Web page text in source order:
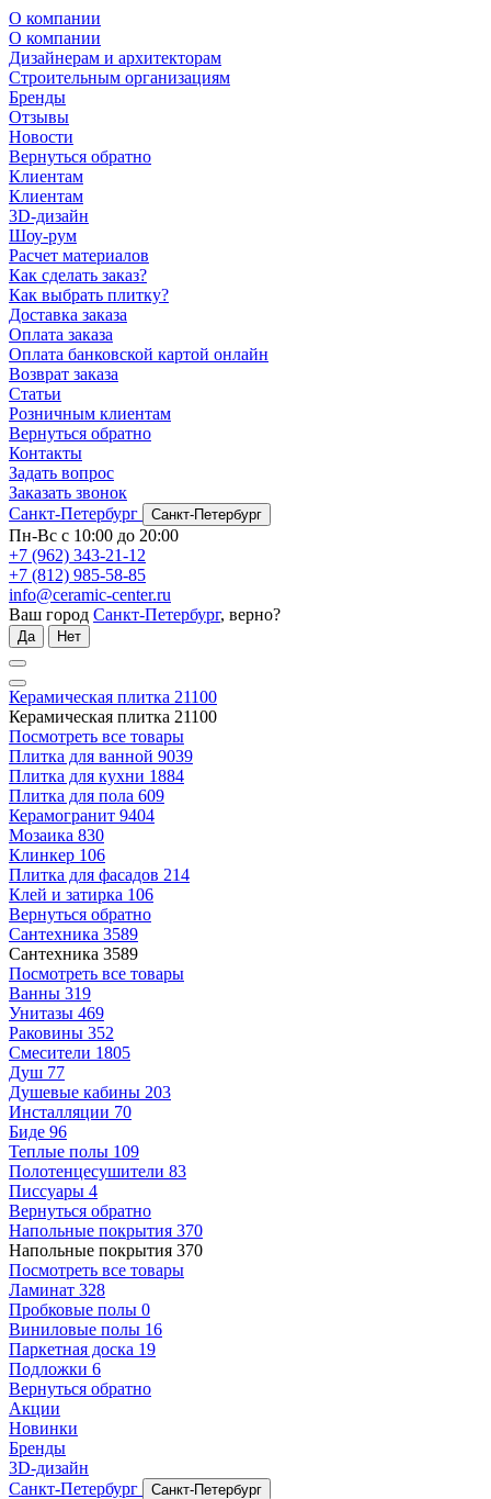
О компании
О компании
Дизайнерам и архитекторам
Строительным организациям
Бренды
Отзывы
Новости
Вернуться обратно
Клиентам
Клиентам
3D-дизайн
Шоу-рум
Расчет материалов
Как сделать заказ?
Как выбрать плитку?
Доставка заказа
Оплата заказа
Оплата банковской картой онлайн
Возврат заказа
Статьи
Розничным клиентам
Вернуться обратно
Контакты
Задать вопрос
Заказать звонок
Санкт-Петербург
Санкт-Петербург
Пн-Вс с 10:00 до 20:00
+7 (962) 343-21-12
+7 (812) 985-58-85
info@ceramic-center.ru
Ваш город Санкт-Петербург, верно?
Да Нет
Керамическая плитка 21100
Керамическая плитка 21100
Посмотреть все товары
Плитка для ванной 9039
Плитка для кухни 1884
Плитка для пола 609
Керамогранит 9404
Мозаика 830
Клинкер 106
Плитка для фасадов 214
Клей и затирка 106
Вернуться обратно
Сантехника 3589
Сантехника 3589
Посмотреть все товары
Ванны 319
Унитазы 469
Раковины 352
Смесители 1805
Душ 77
Душевые кабины 203
Инсталляции 70
Биде 96
Теплые полы 109
Полотенцесушители 83
Писсуары 4
Вернуться обратно
Напольные покрытия 370
Напольные покрытия 370
Посмотреть все товары
Ламинат 328
Пробковые полы 0
Виниловые полы 16
Паркетная доска 19
Подложки 6
Вернуться обратно
Акции
Новинки
Бренды
3D-дизайн
Санкт-Петербург
Санкт-Петербург